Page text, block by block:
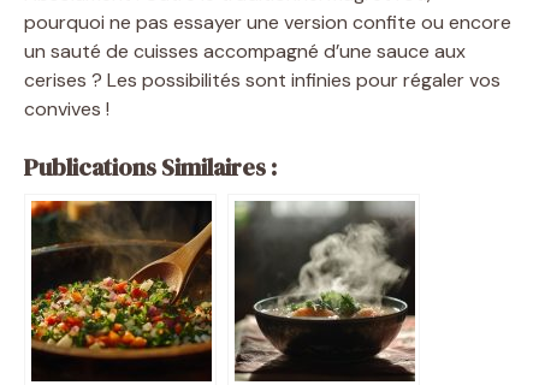
pourquoi ne pas essayer une version confite ou encore
un sauté de cuisses accompagné d’une sauce aux
cerises ? Les possibilités sont infinies pour régaler vos
convives !
Publications Similaires :